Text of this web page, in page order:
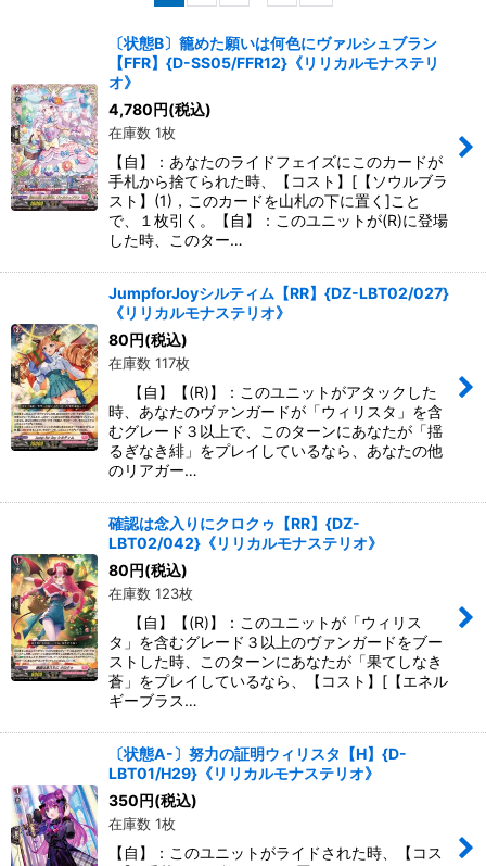
絞り込む
〔状態B〕籠めた願いは何色にヴァルシュブラン
【FFR】{D-SS05/FFR12}《リリカルモナステリ
オ》
4,780円(税込)
在庫数 1枚
【自】：あなたのライドフェイズにこのカードが
手札から捨てられた時、【コスト】[【ソウルブラ
スト】(1)，このカードを山札の下に置く]こと
で、１枚引く。【自】：このユニットが(R)に登場
した時、このター…
JumpforJoyシルティム【RR】{DZ-LBT02/027}
《リリカルモナステリオ》
80円(税込)
在庫数 117枚
【自】【(R)】：このユニットがアタックした
時、あなたのヴァンガードが「ウィリスタ」を含
むグレード３以上で、このターンにあなたが「揺
るぎなき緋」をプレイしているなら、あなたの他
のリアガー…
確認は念入りにクロクゥ【RR】{DZ-
LBT02/042}《リリカルモナステリオ》
80円(税込)
在庫数 123枚
【自】【(R)】：このユニットが「ウィリス
タ」を含むグレード３以上のヴァンガードをブー
ストした時、このターンにあなたが「果てしなき
蒼」をプレイしているなら、【コスト】[【エネル
ギーブラス…
〔状態A-〕努力の証明ウィリスタ【H】{D-
LBT01/H29}《リリカルモナステリオ》
350円(税込)
在庫数 1枚
【自】：このユニットがライドされた時、【コス